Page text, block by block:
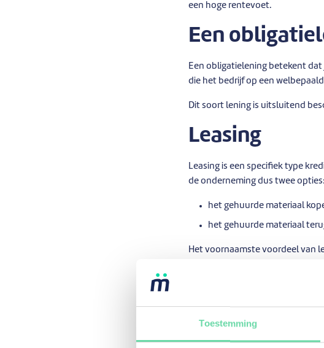
Toestemming
een hoge rentevoet.
Een
Een obligatielening betekent
die het bedrijf op een
Dit soort lening is uitsluitend
Leasing
Leasing is een specifiek type
de onderneming dus twee opties:
het gehuurde materiaal
het gehuurde materiaal
Het voornaamste voordeel van
Een
Als je vastgoed wil financieren,